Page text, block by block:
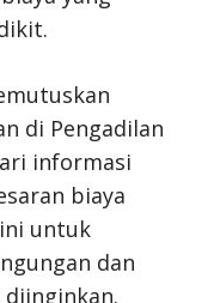
di Pengadilan
informasi
biaya
untuk
dan